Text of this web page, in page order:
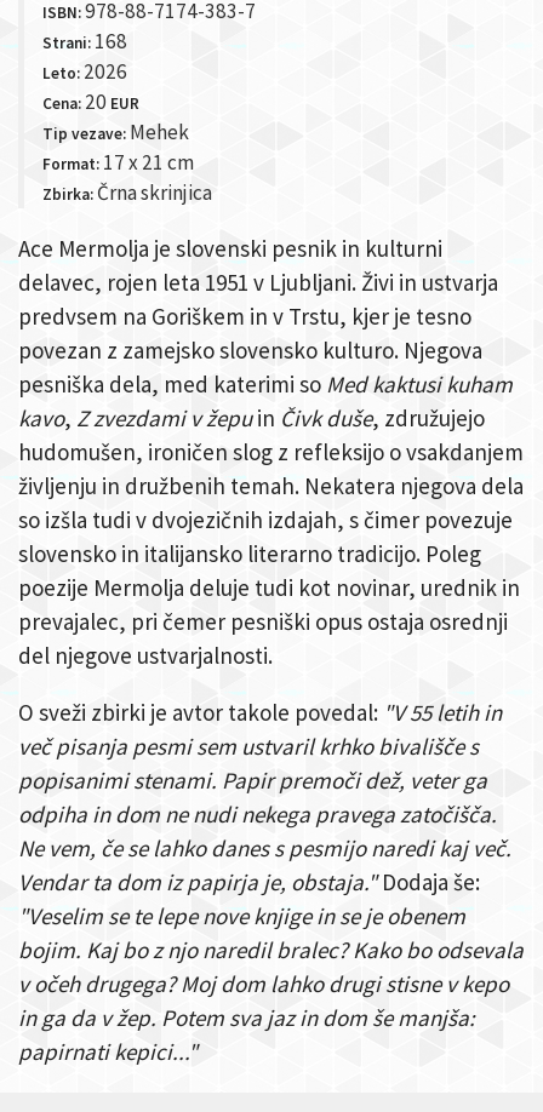
ISBN:978-88-7174-383-7
Strani: 168
Leto: 2026
Cena: 20 EUR
Tip vezave: Mehek
Format: 17 x 21 cm
Zbirka: Črna skrinjica
Ace Mermolja je slovenski pesnik in kulturni
delavec, rojen leta 1951 v Ljubljani. Živi in ustvarja
predvsem na Goriškem in v Trstu, kjer je tesno
povezan z zamejsko slovensko kulturo. Njegova
pesniška dela, med katerimi so Med kaktusi kuham
kavo, Z zvezdami v žepuin Čivk duše, združujejo
hudomušen, ironičen slog z refleksijo o vsakdanjem
življenju in družbenih temah. Nekatera njegova dela
so izšla tudi v dvojezičnih izdajah, s čimer povezuje
slovensko in italijansko literarno tradicijo. Poleg
poezije Mermolja deluje tudi kot novinar, urednik in
prevajalec, pri čemer pesniški opus ostaja osrednji
del njegove ustvarjalnosti.
O sveži zbirki je avtor takole povedal: "V 55 letih in
več pisanja pesmi sem ustvaril krhko bivališče s
popisanimi stenami. Papir premoči dež, veter ga
odpiha in dom ne nudi nekega pravega zatočišča.
Ne vem, če se lahko danes s pesmijo naredi kaj več.
Vendar ta dom iz papirja je, obstaja."Dodaja še:
"Veselim se te lepe nove knjige in se je obenem
bojim. Kaj bo z njo naredil bralec? Kako bo odsevala
v očeh drugega? Moj dom lahko drugi stisne v kepo
in ga da v žep. Potem sva jaz in dom še manjša:
papirnati kepici..."